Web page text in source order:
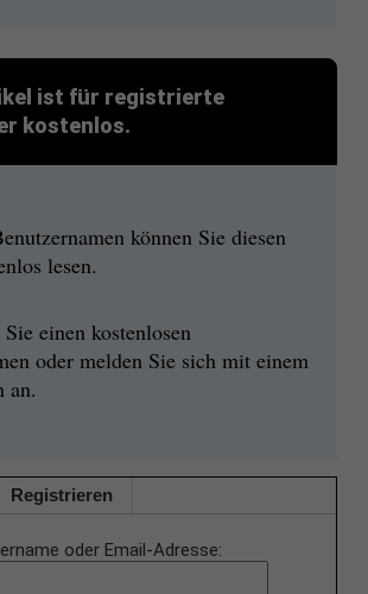
ist für registrierte
kostenlos.
können Sie diesen
lesen.
einen kostenlosen
oder melden Sie sich mit einem
an.
Registrieren
oder Email-Adresse